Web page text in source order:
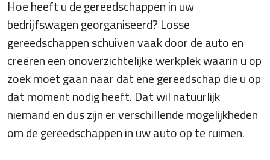
Hoe heeft u de gereedschappen in uw
bedrijfswagen georganiseerd? Losse
gereedschappen schuiven vaak door de auto en
creëren een onoverzichtelijke werkplek waarin u op
zoek moet gaan naar dat ene gereedschap die u op
dat moment nodig heeft. Dat wil natuurlijk
niemand en dus zijn er verschillende mogelijkheden
om de gereedschappen in uw auto op te ruimen.